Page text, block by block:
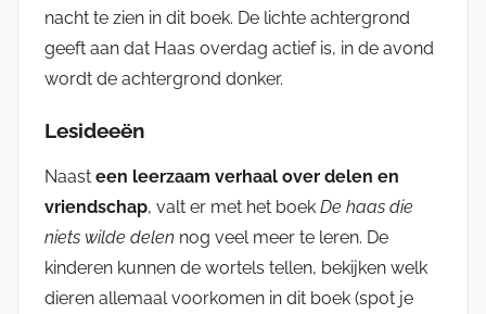
nacht te zien in dit boek. De lichte achtergrond
geeft aan dat Haas overdag actief is, in de avond
wordt de achtergrond donker.
Lesideeën
Naast een leerzaam verhaal over delen en
vriendschap, valt er met het boek De haas die
niets wilde delen nog veel meer te leren. De
kinderen kunnen de wortels tellen, bekijken welk
dieren allemaal voorkomen in dit boek (spot je